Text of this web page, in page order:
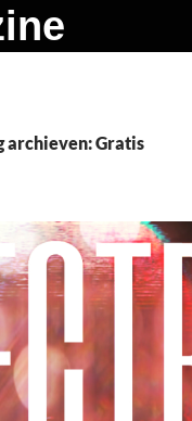
archieven: Gratis